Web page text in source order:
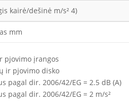
kairė/dešinė m/s² 4)
mm
pjovimo įrangos
ir pjovimo disko
pagal dir. 2006/42/EG = 2.5 dB (A)
pagal dir. 2006/42/EG = 2 m/s²